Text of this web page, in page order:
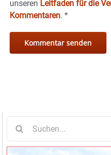
unseren Leitfaden für die
Kommentaren. *
nach: